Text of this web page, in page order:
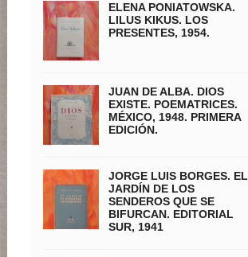
ELENA PONIATOWSKA.
LILUS KIKUS. LOS
PRESENTES, 1954.
JUAN DE ALBA. DIOS
EXISTE. POEMATRICES.
MÉXICO, 1948. PRIMERA
EDICIÓN.
JORGE LUIS BORGES. EL
JARDÍN DE LOS
SENDEROS QUE SE
BIFURCAN. EDITORIAL
SUR, 1941